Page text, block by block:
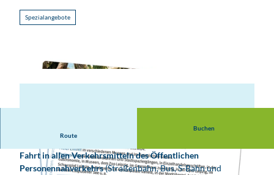
Spezialangebote
Route
Buchen
Fahrt in allen Verkehrsmitteln des Öffentlichen
Personennahverkehrs(Straßenbahn, Bus, S-Bahn und